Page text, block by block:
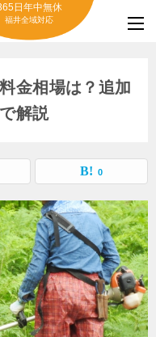
日年中無休
福井全域対応
金相場は？追加
解説
0